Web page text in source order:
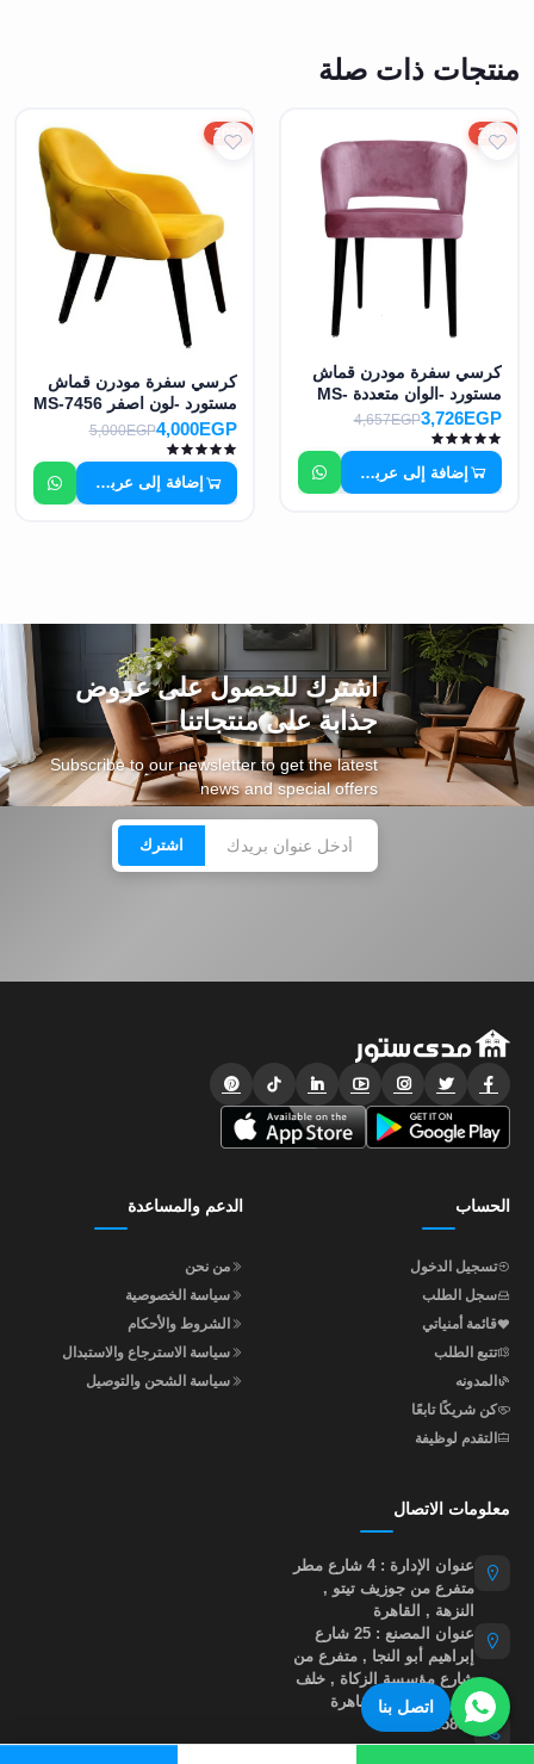
اتصل بنا
منتجات ذات صلة
20%
كرسي سفرة مودرن قماش
مستورد -الوان متعددة MS-
7455
3,726EGP
4,657EGP
إضافة إلى عربة التسوق
20%
كرسي سفرة مودرن قماش
مستورد -لون اصفر MS-7456
4,000EGP
5,000EGP
إضافة إلى عربة التسوق
اشترك للحصول على عروض
جذابة على منتجاتنا
Subscribe to our newsletter to get the latest
news and special offers
اشترك
الحساب
تسجيل الدخول
سجل الطلب
قائمة أمنياتي
تتبع الطلب
المدونه
كن شريكًا تابعًا
التقدم لوظيفة
الدعم والمساعدة
من نحن
سياسة الخصوصية
الشروط والأحكام
سياسة الاسترجاع والاستبدال
سياسة الشحن والتوصيل
معلومات الاتصال
عنوان الإدارة : 4 شارع مطر
متفرع من جوزيف تيتو ,
النزهة , القاهرة
عنوان المصنع : 25 شارع
إبراهيم أبو النجا , متفرع من
شارع مؤسسة الزكاة , خلف
نادي أبو صير , القاهرة
01015535855